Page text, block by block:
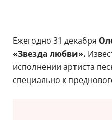
Ежегодно 31 декабря
«Звезда любви».
исполнении артиста
специально к